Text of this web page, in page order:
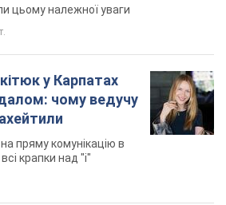
цьому належної уваги
у Карпатах
чому ведучу
пряму комунікацію в
крапки над "і"